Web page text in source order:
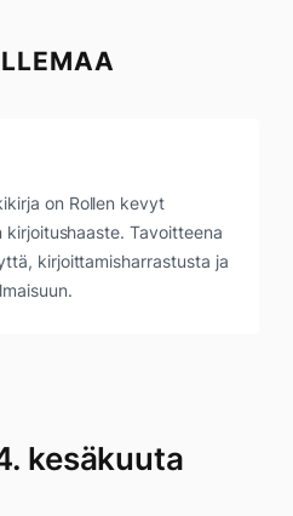
on Rollen kevyt
Tavoitteena
kirjoittamisharrastusta ja
kesäkuuta